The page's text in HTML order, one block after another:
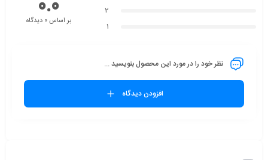
2
1
0.0
بر اساس 0 دیدگاه
نظر خود را در مورد این محصول بنویسید ...
افزودن دیدگاه